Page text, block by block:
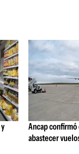
Ancap
abastecer